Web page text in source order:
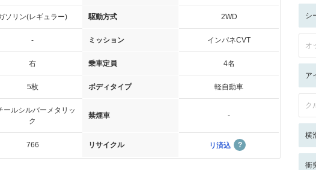
ソリン(レギュラー) 駆動方式 2WD
- ミッション インパネCVT
右 乗車定員 4名
5枚 ボディタイプ 軽自動車
ールシルバーメタリッ
ク
禁煙車 -
766 リサイクル リ済込
シ
オ
ア
ク
横
衝